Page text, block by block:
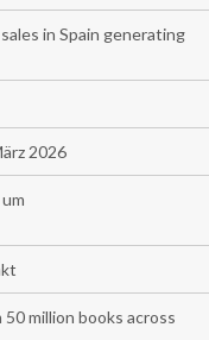
in Spain generating
2026
million books across